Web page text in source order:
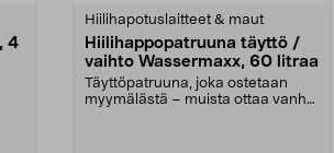
4
Hiilihapotuslaitteet & maut
Hiilihappopatruuna täyttö /
vaihto Wassermaxx, 60 litraa
Täyttöpatruuna, joka ostetaan
myymälästä – muista ottaa vanha